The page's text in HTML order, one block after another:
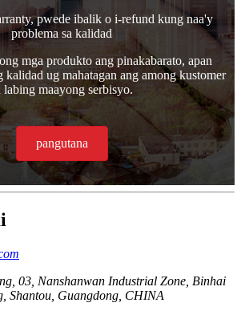
pwede ibalik o i-refund kung naa'y
problema sa kalidad
mga produkto ang pinakabarato, apan
kalidad ug mahatagan ang among kustomer
labing maayong serbisyo.
pangutana
03, Nanshanwan Industrial Zone, Binhai
Shantou, Guangdong, CHINA